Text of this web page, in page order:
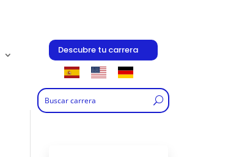
Descubre tu carrera